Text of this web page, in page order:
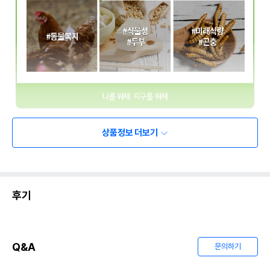
상품정보 더보기
후기
Q&A 문의하기